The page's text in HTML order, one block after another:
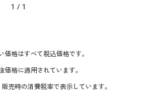
1 / 1
格はすべて税込価格です。
格に適用されています。
売時の消費税率で表示しています。